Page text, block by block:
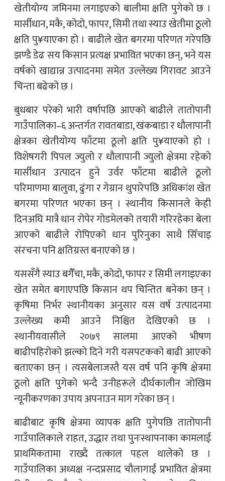
खेतीयोग्य जमिनमा लगाइएको बालीमा क्षति पुगेको छ ।
मार्सीधान, मकै, कोदो, फापर, सिमी तथा स्याउ खेतीमा ठूलो
क्षति पु¥याएका हो । बाढीले खेत बगरमा परिणत गरेपछि
झण्डै डेढ सय किसान प्रत्यक्ष प्रभावित भएका छन्, भने यस
वर्षको खाद्यान्न उत्पादनमा समेत उल्लेख्य गिरावट आउने
चिन्ता बढेको छ ।
बुधबार परेको भारी वर्षापछि आएको बाढीले तातोपानी
गाउँपालिका–६ अन्तर्गत रावतबाडा, खंकबाडा र धौलापानी
क्षेत्रका खेतीयोग्य फाँटमा ठूलो क्षति पु¥याएको हो ।
विशेषगरी पिपल ज्युलो र धौलापानी ज्युलो क्षेत्रमा रहेको
मार्सीधान उत्पादन हुने उर्वर फाँटमा बाढीले ठूलो
परिमाणमा बालुवा, ढुंगा र गेग्रान थुपारेपछि अधिकांश खेत
बगरमा परिणत भएका छन् । स्थानीय किसानले केही
दिनअघि मात्रै धान रोपेर गोडमेलको तयारी गरिरहेका बेला
आएको बाढीले रोपिएको धान पुरिनुका साथै सिँचाइ
संरचना पनि क्षतिग्रस्त बनाएको छ ।
यससँगै स्याउ बगैँचा, मकै, कोदो, फापर र सिमी लगाइएका
खेत समेत बगाएपछि किसान थप चिन्तित बनेका छन् ।
कृषिमा निर्भर स्थानीयका अनुसार यस वर्ष उत्पादनमा
उल्लेख्य कमी आउने निश्चित देखिएको छ ।
स्थानीयवासीले २०७९ सालमा आएको भीषण
बाढीपहिरोको झल्को दिने गरी यसपटकको बाढी आएको
बताएका छन् । त्यसबेलाजस्तै यस वर्ष पनि कृषि क्षेत्रमा
ठूलो क्षति पुगेको भन्दै उनीहरूले दीर्घकालीन जोखिम
न्यूनीकरणका उपाय अपनाउन माग गरेका छन् ।
बाढीबाट कृषि क्षेत्रमा व्यापक क्षति पुगेपछि तातोपानी
गाउँपालिकाले राहत, उद्धार तथा पुनःस्थापनाका कामलाई
प्राथमिकतामा राख्दै तत्काल पहल थालेको छ ।
गाउँपालिका अध्यक्ष नन्दप्रसाद चौलागाईं प्रभावित क्षेत्रमा